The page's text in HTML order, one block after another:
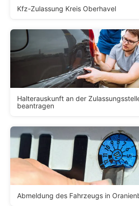
Kfz-Zulassung Kreis Oberhavel
Halterauskunft an der
beantragen
Abmeldung des Fahrzeugs in